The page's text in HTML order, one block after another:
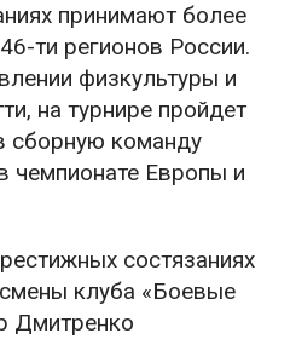
принимают более
ти регионов России.
физкультуры и
на турнире пройдет
сборную команду
чемпионате Европы и
состязаниях
клуба «Боевые
Дмитренко